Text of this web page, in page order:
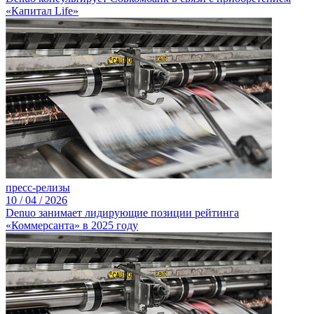
«Капитал Life»
пресс-релизы
10 /04 / 2026
Denuo занимает лидирующие позиции рейтинга
«Коммерсанта» в 2025 году